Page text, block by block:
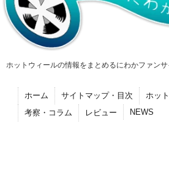
ホットウィールの情報をまとめるにわかファンサ
ホーム サイトマップ・目次
ホッ
考察・コラム
レビュー NEWS